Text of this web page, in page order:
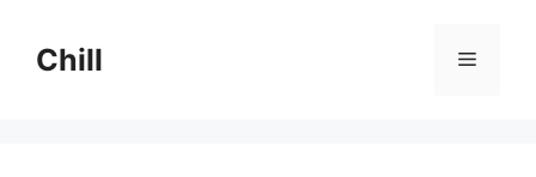
sadržajChill